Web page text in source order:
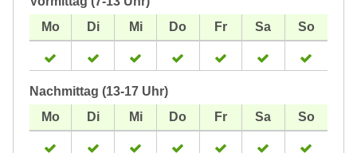
Nachmittag (13-17 Uhr)